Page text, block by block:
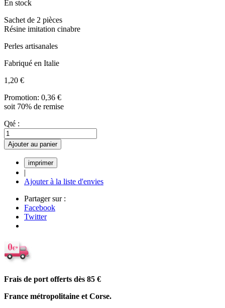
En stock
Sachet de 2 pièces
Résine imitation cinabre
Perles artisanales
Fabriqué en Italie
1,20 €
Promotion: 0,36 €
soit 70% de remise
Qté :
Ajouter au panier
|
Ajouter à la liste d'envies
Partager sur :
Facebook
Twitter
Frais de port offerts dès 85 €
France métropolitaine et Corse.